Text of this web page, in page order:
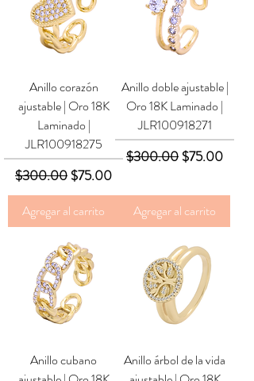
Anillo corazón
ajustable | Oro 18K
Laminado |
JLR100918275
Precio
$300.00 Precio de oferta
$75.00
Agregar al carrito
Anillo doble ajustable |
Oro 18K Laminado |
JLR100918271
Precio
$300.00 Precio de
$75.00
Agregar al carrito
Anillo cubano
Anillo árbol de la vida